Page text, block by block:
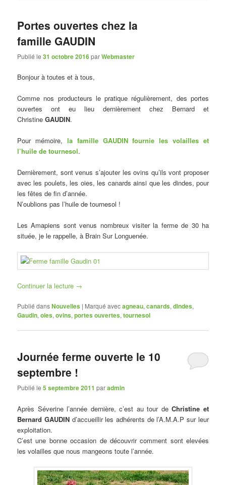
Portes ouvertes chez la
famille GAUDIN
Publié le31 octobre 2016parWebmaster
Bonjour à toutes et à tous,
Comme nos producteurs le pratique régulièrement, des portes
ouvertes ont eu lieu dernièrement chez Bernard et
ChristineGAUDIN.
Pour mémoire, la famille GAUDIN fournie les volailles et
l’huile de tournesol.
Dernièrement, sont venus s’ajouter les ovins qu’ils vont proposer
avec les poulets, les oies, les canards ainsi que les dindes, pour
les fêtes de fin d’année.
N’oublions pas l’huile de tournesol !
Les Amapiens sont venus nombreux visiter la ferme de 30 ha
située, je le rappelle, à Brain Sur Longuenée.
Continuer la lecture →
Publié dansNouvelles | Marqué avecagneau,canards,dindes,
Gaudin,oies,ovins,portes ouvertes,tournesol
Journée ferme ouverte le 10
septembre !
Publié le5 septembre 2011 paradmin
Après Séverine l’année dernière, c’est au tour deChristine et
Bernard GAUDINd’accueillir les adhérents de l’A.M.A.P sur leur
exploitation.
C’est une bonne occasion de découvrir comment sont elevées
les volailles que nous mangeons toute l’année.